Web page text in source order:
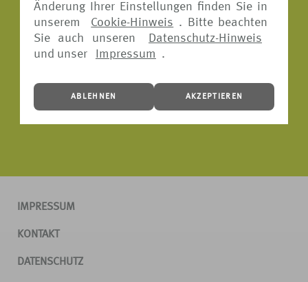
Änderung Ihrer Einstellungen finden Sie in
unserem
Cookie-Hinweis . Bitte beachten
Sie auch unseren
Datenschutz-Hinweis
und unser
Impressum .
ABLEHNEN AKZEPTIEREN
IMPRESSUM
KONTAKT
DATENSCHUTZ